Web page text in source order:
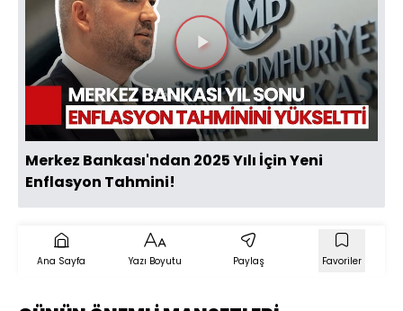
Videoyu
Oynat
Merkez Bankası'ndan 2025 Yılı İçin Yeni
Enflasyon Tahmini!
Ana Sayfa Yazı Boyutu Paylaş Favoriler